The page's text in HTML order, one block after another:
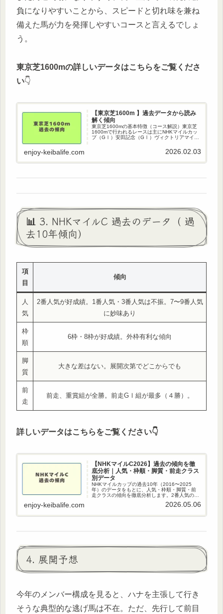
負になりやすいことから、スピードと切れ味を兼ね
備えた馬が力を発揮しやすいコースと言えるでしょ
う。
東京芝1600mの詳しいデータはこちらをご覧くださ
い👇
【東京芝1600m 】過去データから読み
解く傾向
東京芝1600mの基本特徴（コース解説）東京芝
1600mで行われるレースは主にNHKマイルカッ
プ（GⅠ）安田記念（GⅠ）ヴィクトリアマイル
（GⅢ）など多数。東京芝1600mは左回りで、
enjoy-keibalife.com 2026.02.03
📊 3. NHKマイルC 過去のデータ（ 過
去10年傾向）
項
目
傾向
人
気
2番人気が好成績。1番人気・3番人気は不振。7〜9番人気
に妙味あり
枠
順
6枠・8枠が好成績。外枠有利な傾向
脚
質
大きな差はない。展開次第でどこからでも
前
走
前走、重賞組が全勝。前走GⅠ組が最多（４勝）。
詳しいデータはこちらをご覧ください👇
【NHKマイルC2026】過去の傾向を徹
底分析｜人気・枠順・脚質・前走クラス
別データ
NHKマイルカップの過去10年（2016〜2025
年）のデータをもとに、人気・枠順・脚質・前
走クラスの傾向を徹底分析します。2番人気の圧
狙い目など、2026年の予想に直結するポイント
enjoy-keibalife.com 2026.05.06
4. 展開予想
今年のメンバー構成を見ると、ハナを主張して行き
そうな典型的な逃げ馬は不在。ただ、先行して前目